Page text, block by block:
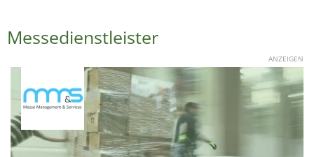
Messedienstleister
ANZEIGEN